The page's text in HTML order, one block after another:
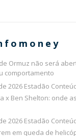
Ormuz não será
comportamento
2026 Estadão
x Ben Shelton: onde
2026 Estadão
em queda de